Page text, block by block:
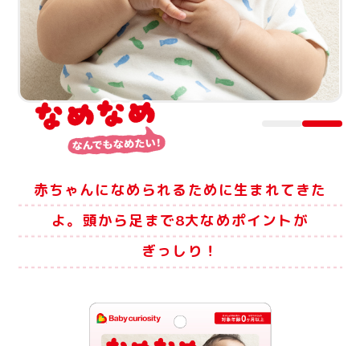
赤ちゃんになめられるために生まれてきた
よ。 頭から足まで8大なめポイントが
ぎっしり！